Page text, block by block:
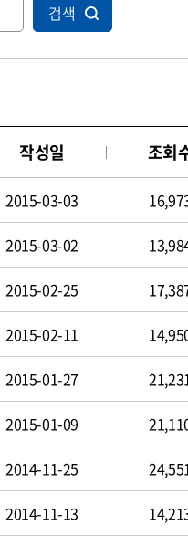
검색
작성일 조회
2015-03-03
2015-03-02
2015-02-25
2015-02-11
2015-01-27
2015-01-09
2014-11-25
2014-11-13